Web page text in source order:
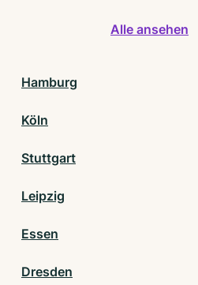
Alle ansehen
Hamburg
Köln
Stuttgart
Leipzig
Essen
Dresden